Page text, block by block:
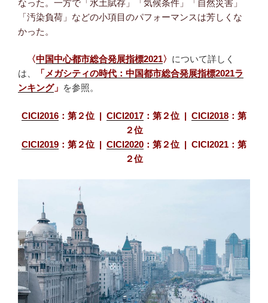
なった。一方で「水土賦存」「気候条件」「自然災害」
「汚染負荷」などの小項目のパフォーマンスは芳しくな
かった。
〈中国中心都市総合発展指標2021〉 について詳しく
は、
「 メガシティの時代：中国都市総合発展指標2021ラ
ンキング」 を参照。
CICI2016 ：第２位 | CICI2017 ：第２位 | CICI2018 ：第
２位
CICI2019 ：第２位 | CICI2020 ：第２位 | CICI2021：第
２位